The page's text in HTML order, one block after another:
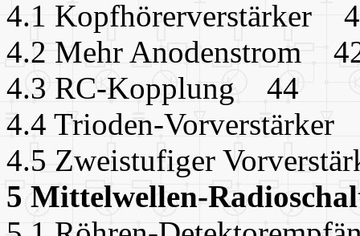
4.1 Kopfhörerverstärker
4.2 Mehr Anodenstrom
4.3 RC-Kopplung 44
4.4 Trioden-
4.5 Zweistufiger
5 Mittelwellen-